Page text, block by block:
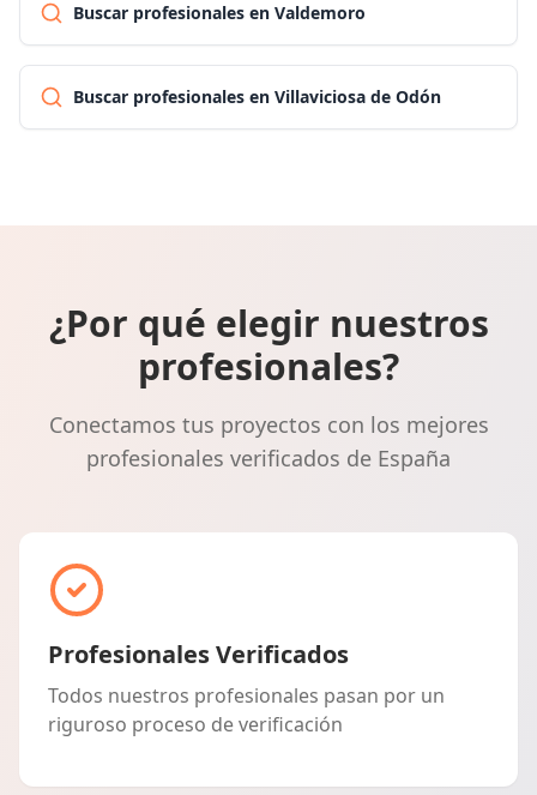
Buscar profesionales en Valdemoro
Buscar profesionales en Villaviciosa de Odón
¿Por qué elegir nuestros
profesionales?
Conectamos tus proyectos con los mejores
profesionales verificados de España
Profesionales Verificados
Todos nuestros profesionales pasan por un
riguroso proceso de verificación